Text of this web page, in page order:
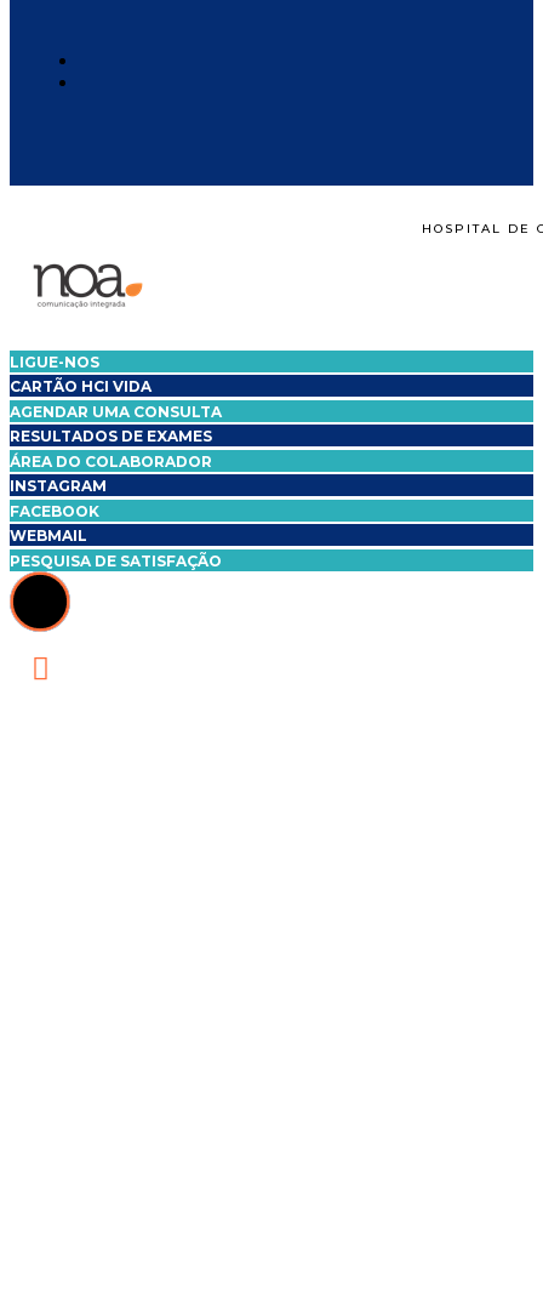
HOSPITAL DE
LIGUE-NOS
CARTÃO HCI VIDA
AGENDAR UMA CONSULTA
RESULTADOS DE EXAMES
ÁREA DO COLABORADOR
INSTAGRAM
FACEBOOK
WEBMAIL
PESQUISA DE SATISFAÇÃO